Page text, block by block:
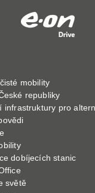
mobility
republiky
infrastruktury pro
dobíjecích stanic
světě